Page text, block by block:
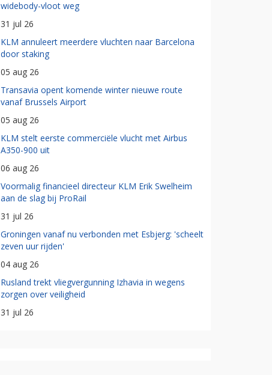
widebody-vloot weg
31 jul 26
KLM annuleert meerdere vluchten naar Barcelona
door staking
05 aug 26
Transavia opent komende winter nieuwe route
vanaf Brussels Airport
05 aug 26
KLM stelt eerste commerciële vlucht met Airbus
A350-900 uit
06 aug 26
Voormalig financieel directeur KLM Erik Swelheim
aan de slag bij ProRail
31 jul 26
Groningen vanaf nu verbonden met Esbjerg: 'scheelt
zeven uur rijden'
04 aug 26
Rusland trekt vliegvergunning Izhavia in wegens
zorgen over veiligheid
31 jul 26